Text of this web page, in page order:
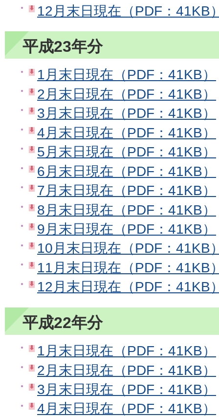
12月末日現在（PDF：41KB
平成23年分
1月末日現在（PDF：41KB）
2月末日現在（PDF：41KB）
3月末日現在（PDF：41KB）
4月末日現在（PDF：41KB）
5月末日現在（PDF：41KB）
6月末日現在（PDF：41KB）
7月末日現在（PDF：41KB）
8月末日現在（PDF：41KB）
9月末日現在（PDF：41KB）
10月末日現在（PDF：41KB
11月末日現在（PDF：41KB
12月末日現在（PDF：41KB
平成22年分
1月末日現在（PDF：41KB）
2月末日現在（PDF：41KB）
3月末日現在（PDF：41KB）
4月末日現在（PDF：41KB）